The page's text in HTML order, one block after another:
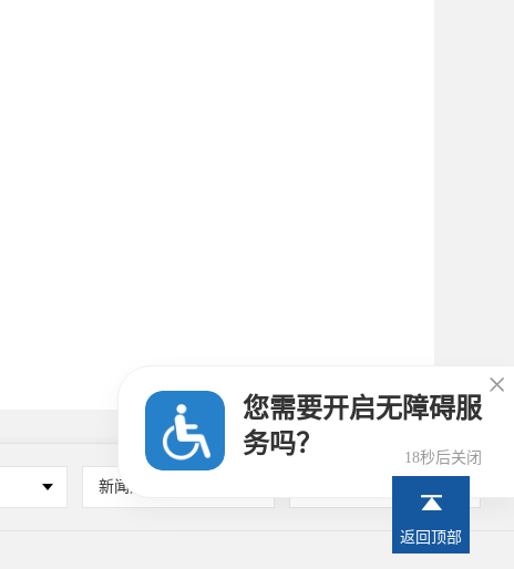
新闻媒体
返回顶部
您需要开启无障碍服
务吗？
17秒后关闭
